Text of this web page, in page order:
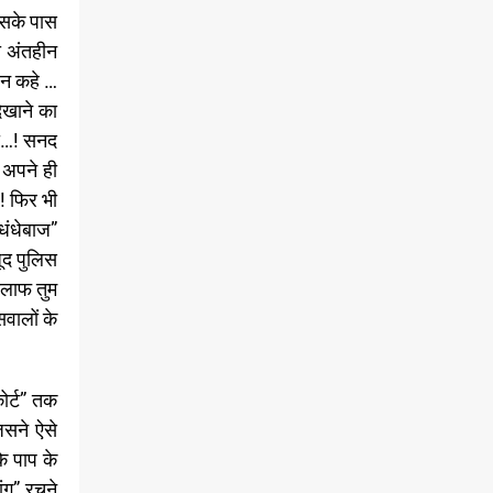
पास
अंतहीन
न कहे …
का
सनद
ही
फिर भी
पुलिस
तुम
के
तक
ऐसे
पाप के